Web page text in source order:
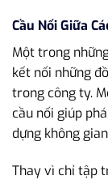
Cầu Nối Giữa
Một trong
kết nối những
trong công ty.
cầu nối giúp
dựng không
Thay vì chỉ tập